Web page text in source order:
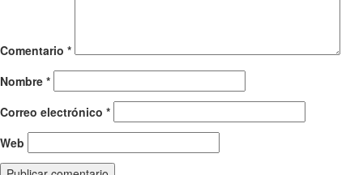
Comentario *
Nombre *
Correo electrónico *
Web